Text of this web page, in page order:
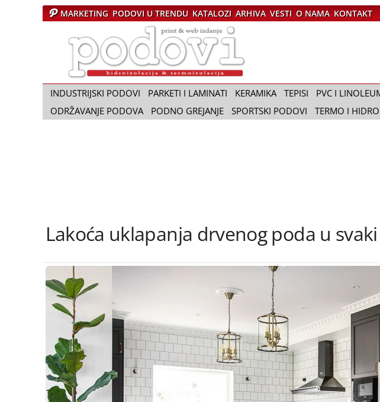
MARKETING PODOVI U TRENDU KATALOZI ARHIVA VESTI O NAMA KONTAKT
a
p
i
P
INDUSTRIJSKI PODOVI PARKETI I LAMINATI KERAMIKA TEPISI PVC I
ODRŽAVANJE PODOVA
PODNO GREJANJE SPORTSKI PODOVI TERMO I
Lakoća uklapanja drvenog poda u